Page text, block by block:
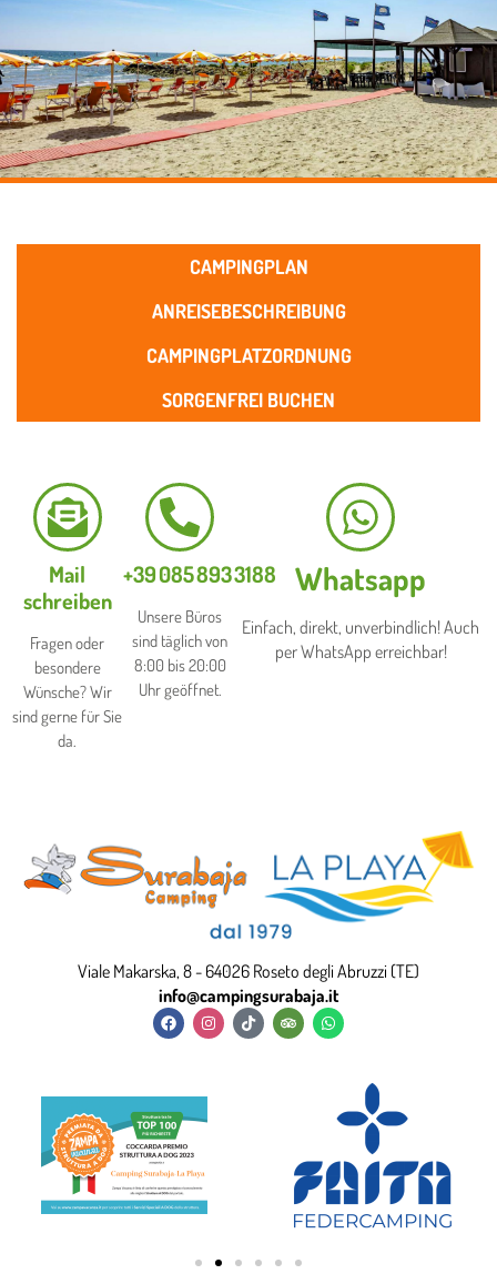
CAMPINGPLAN
ANREISEBESCHREIBUNG
CAMPINGPLATZORDNUNG
SORGENFREI BUCHEN
Mail
schreiben
Fragen oder
besondere
Wünsche? Wir
sind gerne für Sie
da.
+39 085 893 3188​
Unsere Büros
sind täglich von
8:00 bis 20:00
Uhr geöffnet.
Whatsapp
Einfach, direkt, unverbindlich! Auch
per WhatsApp erreichbar!
Viale Makarska, 8 - 64026 Roseto degli Abruzzi (TE)
info@campingsurabaja.it